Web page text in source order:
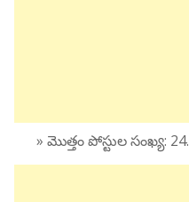
» మొత్తం పోస్టుల సంఖ్య: 24.